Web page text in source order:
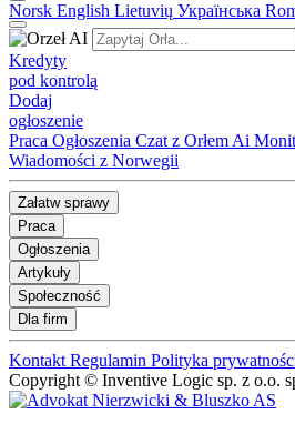
Norsk English Lietuvių Українська
Kredyty
pod kontrolą
Dodaj
ogłoszenie
Praca Ogłoszenia Czat z Orłem Ai
Wiadomości z Norwegii
Załatw sprawy
Praca
Ogłoszenia
Artykuły
Społeczność
Dla firm
Kontakt Regulamin Polityka
Copyright © Inventive Logic sp. z o.o.